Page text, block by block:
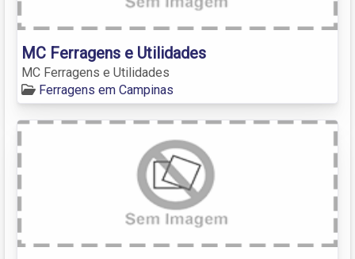
MC Ferragens e Utilidades
MC Ferragens e Utilidades
Ferragens em Campinas